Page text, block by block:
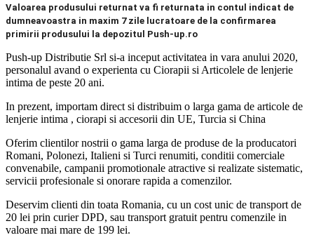
Valoarea produsului returnat va fi returnata in contul indicat de
dumneavoastra in maxim 7 zile lucratoare de la confirmarea
primirii produsului la depozitul Push-up.ro
Push-up Distributie Srl si-a inceput activitatea in vara anului 2020,
personalul avand o experienta cu Ciorapii si Articolele de lenjerie
intima de peste 20 ani.
In prezent, importam direct si distribuim o larga gama de articole de
lenjerie intima , ciorapi si accesorii din UE, Turcia si China
Oferim clientilor nostrii o gama larga de produse de la producatori
Romani, Polonezi, Italieni si Turci renumiti, conditii comerciale
convenabile, campanii promotionale atractive si realizate sistematic,
servicii profesionale si onorare rapida a comenzilor.
Deservim clienti din toata Romania, cu un cost unic de transport de
20 lei prin curier DPD, sau transport gratuit pentru comenzile in
valoare mai mare de 199 lei.